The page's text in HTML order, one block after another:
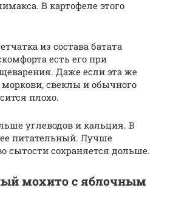
В картофеле этого
из состава батата
есть его при
Даже если эта же
свеклы и обычного
плохо.
углеводов и кальция. В
питательный. Лучше
сытости сохраняется дольше.
мохито с яблочным